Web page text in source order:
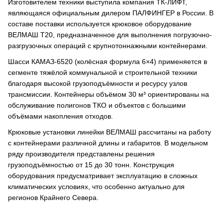
Изготовителем техники выступила компания ТК-ЛИФТ,
являющаяся официальным дилером ПАЛФИНГЕР в России. В
составе поставки используется крюковое оборудование
ВЕЛМАШ Т20, предназначенное для выполнения погрузочно-
разгрузочных операций с крупнотоннажными контейнерами.
Шасси КАМАЗ-6520 (колёсная формула 6×4) применяется в
сегменте тяжёлой коммунальной и строительной техники
благодаря высокой грузоподъёмности и ресурсу узлов
трансмиссии. Контейнеры объёмом 30 м³ ориентированы на
обслуживание полигонов ТКО и объектов с большими
объёмами накопления отходов.
Крюковые установки линейки ВЕЛМАШ рассчитаны на работу
с контейнерами различной длины и габаритов. В модельном
ряду производителя представлены решения
грузоподъёмностью от 15 до 30 тонн. Конструкция
оборудования предусматривает эксплуатацию в сложных
климатических условиях, что особенно актуально для
регионов Крайнего Севера.